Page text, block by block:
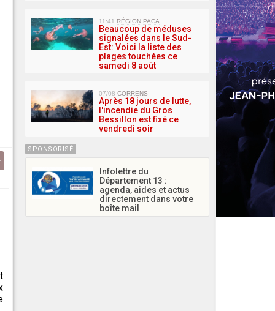
11:41 RÉGION PACA
Beaucoup de méduses
signalées dans le Sud-
Est: Voici la liste des
plages touchées ce
samedi 8 août
07/08 CORRENS
Après 18 jours de lutte,
l'incendie du Gros
Bessillon est fixé ce
vendredi soir
SPONSORISÉ
Infolettre du
Département 13 :
agenda, aides et actus
directement dans votre
boîte mail